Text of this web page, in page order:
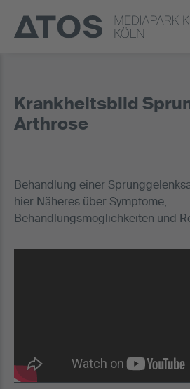
Krankheitsbild
Arthrose
Behandlung einer
hier Näheres über Symptome,
Behandlungsmöglichkeiten und